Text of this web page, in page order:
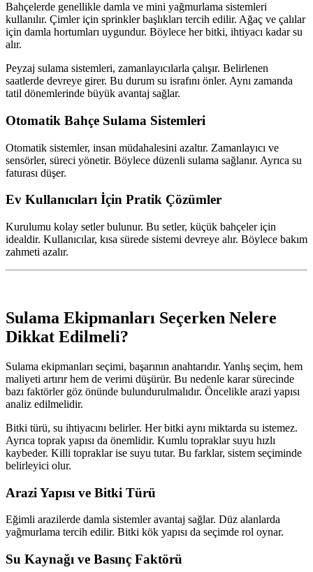
Bahçelerde genellikle damla ve mini yağmurlama sistemleri
kullanılır. Çimler için sprinkler başlıkları tercih edilir. Ağaç ve çalılar
için damla hortumları uygundur. Böylece her bitki, ihtiyacı kadar su
alır.
Peyzaj sulama sistemleri, zamanlayıcılarla çalışır. Belirlenen
saatlerde devreye girer. Bu durum su israfını önler. Aynı zamanda
tatil dönemlerinde büyük avantaj sağlar.
Otomatik Bahçe Sulama Sistemleri
Otomatik sistemler, insan müdahalesini azaltır. Zamanlayıcı ve
sensörler, süreci yönetir. Böylece düzenli sulama sağlanır. Ayrıca su
faturası düşer.
Ev Kullanıcıları İçin Pratik Çözümler
Kurulumu kolay setler bulunur. Bu setler, küçük bahçeler için
idealdir. Kullanıcılar, kısa sürede sistemi devreye alır. Böylece bakım
zahmeti azalır.
Sulama Ekipmanları Seçerken Nelere
Dikkat Edilmeli?
Sulama ekipmanları seçimi, başarının anahtarıdır. Yanlış seçim, hem
maliyeti artırır hem de verimi düşürür. Bu nedenle karar sürecinde
bazı faktörler göz önünde bulundurulmalıdır. Öncelikle arazi yapısı
analiz edilmelidir.
Bitki türü, su ihtiyacını belirler. Her bitki aynı miktarda su istemez.
Ayrıca toprak yapısı da önemlidir. Kumlu topraklar suyu hızlı
kaybeder. Killi topraklar ise suyu tutar. Bu farklar, sistem seçiminde
belirleyici olur.
Arazi Yapısı ve Bitki Türü
Eğimli arazilerde damla sistemler avantaj sağlar. Düz alanlarda
yağmurlama tercih edilir. Bitki kök yapısı da seçimde rol oynar.
Su Kaynağı ve Basınç Faktörü